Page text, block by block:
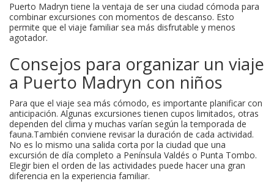
Puerto Madryn tiene la ventaja de ser una ciudad cómoda para
combinar excursiones con momentos de descanso. Esto
permite que el viaje familiar sea más disfrutable y menos
agotador.
Consejos para organizar un viaje
a Puerto Madryn con niños
Para que el viaje sea más cómodo, es importante planificar con
anticipación. Algunas excursiones tienen cupos limitados, otras
dependen del clima y muchas varían según la temporada de
fauna.También conviene revisar la duración de cada actividad.
No es lo mismo una salida corta por la ciudad que una
excursión de día completo a Península Valdés o Punta Tombo.
Elegir bien el orden de las actividades puede hacer una gran
diferencia en la experiencia familiar.